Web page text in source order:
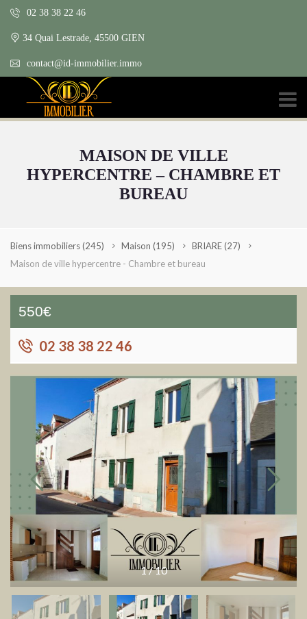
02 38 38 22 46
34 Quai Lestrade, 45500 GIEN
contact@id-immobilier.immo
MAISON DE VILLE
HYPERCENTRE – CHAMBRE ET
BUREAU
Biens immobiliers(245) Maison (195) BRIARE(27)
Maison de ville hypercentre - Chambre et bureau
550€
02 38 38 22 46
1/10